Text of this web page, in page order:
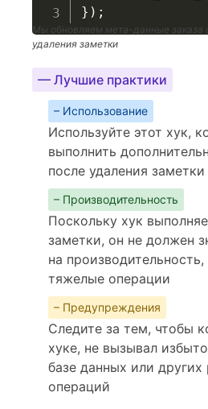
} ) ;
Мы обновляем мета-данные заказа
удаления заметки
— Лучшие практики
– Использование
Используйте этот хук,
выполнить
после удаления заметки
– Производительность
Поскольку хук
заметки, он не должен
на
тяжелые операции
– Предупреждения
Следите за тем, чтобы
хуке, не вызывал
базе данных или
операций